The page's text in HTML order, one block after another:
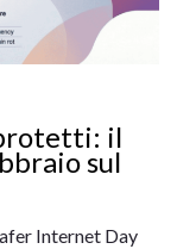
il
sul
Internet Day